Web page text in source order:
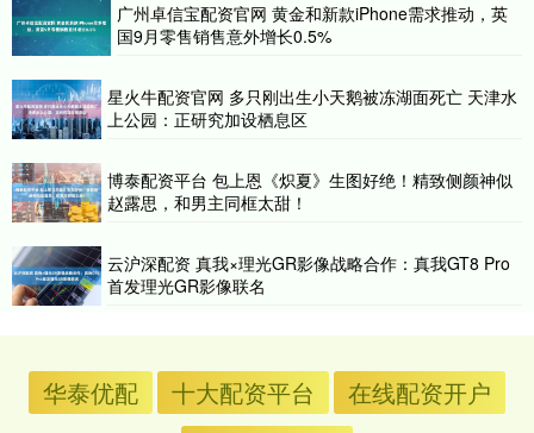
广州卓信宝配资官网 黄金和新款iPhone需求推动，英
国9月零售销售意外增长0.5%
星火牛配资官网 多只刚出生小天鹅被冻湖面死亡 天津水
上公园：正研究加设栖息区
博泰配资平台 包上恩《炽夏》生图好绝！精致侧颜神似
赵露思，和男主同框太甜！
云沪深配资 真我×理光GR影像战略合作：真我GT8 Pro
首发理光GR影像联名
华泰优配 十大配资平台
在线配资开户